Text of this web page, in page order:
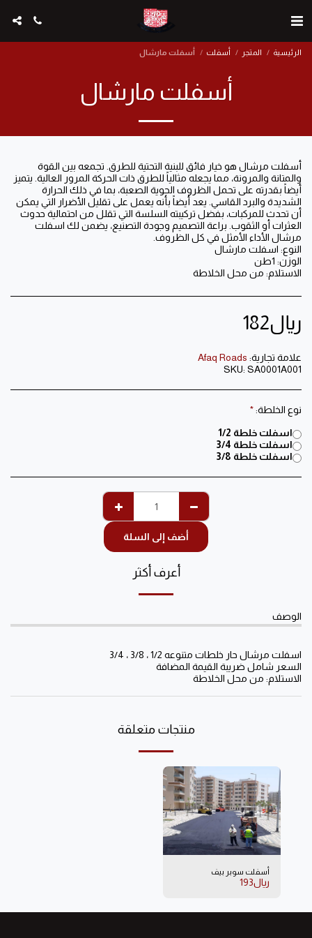
الرئيسية المتجر أسفلت أسفلت مارشال
أسفلت مارشال
أسفلت مرشال هو خيار فائق للبنية التحتية للطرق. تجمعه بين القوة
والمتانة والمرونة، مما يجعله مثالياً للطرق ذات الحركة المرور العالية. يتميز
أيضاً بقدرته على تحمل الظروف الجوية الصعبة، بما في ذلك الحرارة
الشديدة والبرد القاسي. يعد أيضاً بأنه يعمل على تقليل الأضرار التي يمكن
أن تحدث للمركبات، بفضل تركيبته السلسة التي تقلل من احتمالية حدوث
العثرات أو الثقوب. براعة التصميم وجودة التصنيع، يضمن لك اسفلت
الاستلام: من محل الخلاطة
﷼182
علامة تجارية: Afaq Roads
SKU: SA0001A001
نوع الخلطة:*
اسفلت خلطة 1/2
اسفلت خلطة 3/4
اسفلت خلطة 3/8
أضف إلى السلة
أعرف أكثر
الوصف
اسفلت مرشال حار خلطات متنوعه 1/2 ، 3/8 ، 3/4
السعر شامل ضريبة القيمة المضافة
الاستلام: من محل الخلاطة
منتجات متعلقة
أسفلت سوبر بيف
﷼193